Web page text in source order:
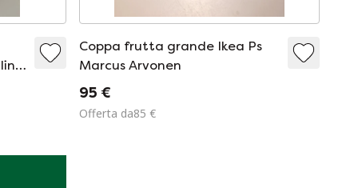
Coppa frutta grande Ikea Ps
Marcus Arvonen
95 €
Offerta da85 €